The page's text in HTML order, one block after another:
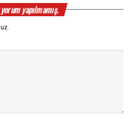
yapılmamış.